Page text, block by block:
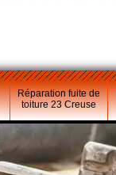
Réparation fuite de
toiture 23 Creuse